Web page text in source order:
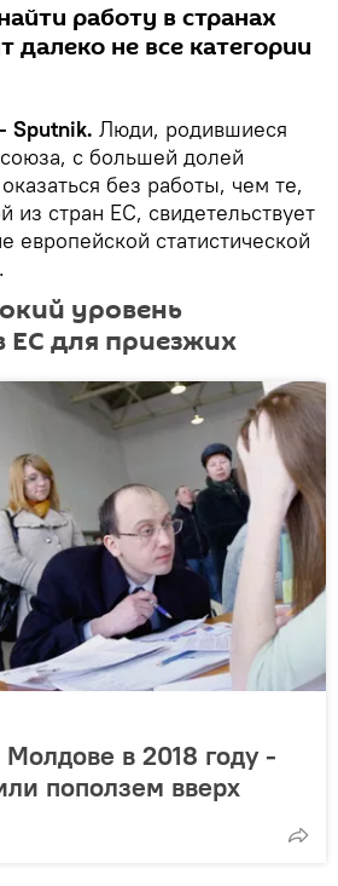
работу в странах
далеко не все категории
Sputnik. Люди, родившиеся
с большей долей
без работы, чем те,
из стран ЕС, свидетельствует
европейской статистической
уровень
ЕС для приезжих
Молдове в 2018 году -
поползем вверх